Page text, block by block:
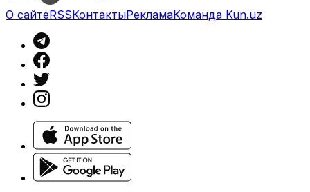
О сайтеRSSКонтактыРекламаКоманда Kun.uz